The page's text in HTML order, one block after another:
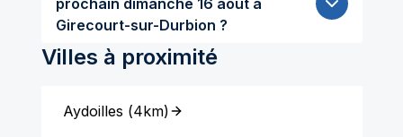
prochain dimanche 16 aout à
Girecourt-sur-Durbion ?
Villes à proximité
Aydoilles (4km)